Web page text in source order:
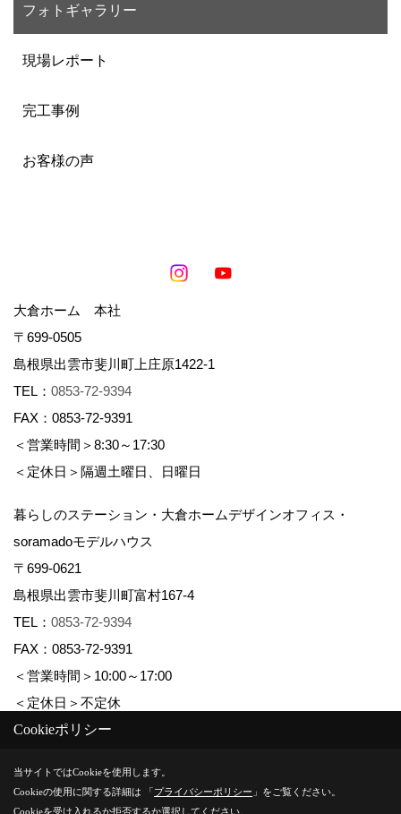
フォトギャラリー
現場レポート
完工事例
お客様の声
大倉ホーム 本社
〒699-0505
島根県出雲市斐川町上庄原1422-1
TEL： 0853-72-9394
FAX：0853-72-9391
＜営業時間＞8:30～17:30
＜定休日＞隔週土曜日、日曜日
暮らしのステーション・大倉ホームデザインオフィス・
soramadoモデルハウス
〒699-0621
島根県出雲市斐川町富村167-4
TEL： 0853-72-9394
FAX：0853-72-9391
＜営業時間＞10:00～17:00
＜定休日＞不定休
Copyright (c) 株式会社大倉ホーム. All Rights Reserved.
Produced byゴデスクリエイト
Cookieポリシー
当サイトではCookieを使用します。
Cookieの使用に関する詳細は 「プライバシーポリシー 」をご覧ください。
Cookieを受け入れるか拒否するか選択してください。